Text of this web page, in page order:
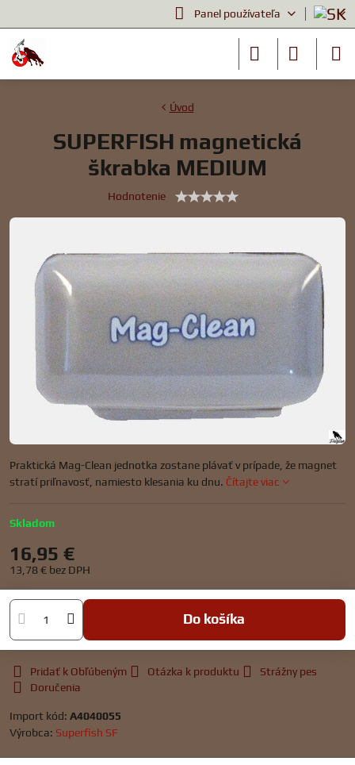
Panel používateľa
Úvod
SUPERFISH magnetická
škrabka MEDIUM
Hodnotenie
Praktická Mag-Clean jednotka zostane plávať v prípade, že magnet
stratí priľnavosť, namiesto klesania ku dnu. Čítajte viac
Skladom
16,95 €
13,78 € bez DPH
Do košíka
Pridať k Obľúbeným Otázka k produktu
Strážny pes
Doručenia
Import kód: A4040055
Výrobca: Superfish SF